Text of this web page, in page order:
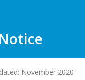
November 2020